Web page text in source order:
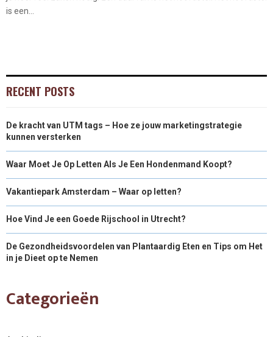
is een...
RECENT POSTS
De kracht van UTM tags – Hoe ze jouw marketingstrategie
kunnen versterken
Waar Moet Je Op Letten Als Je Een Hondenmand Koopt?
Vakantiepark Amsterdam – Waar op letten?
Hoe Vind Je een Goede Rijschool in Utrecht?
De Gezondheidsvoordelen van Plantaardig Eten en Tips om Het
in je Dieet op te Nemen
Categorieën